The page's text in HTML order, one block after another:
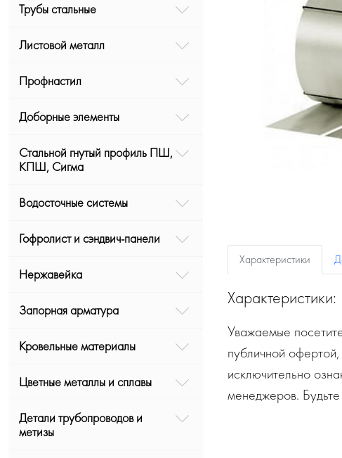
Трубы стальные
Листовой металл
Профнастил
Доборные элементы
Стальной гнутый профиль ПШ,
КПШ, Сигма
Водосточные системы
Гофролист и сэндвич-панели
Нержавейка
Запорная арматура
Кровельные материалы
Цветные металлы и сплавы
Детали трубопроводов и
метизы
Характеристики
Характеристики:
Уважаемые
публичной
исключительно
менеджеров.